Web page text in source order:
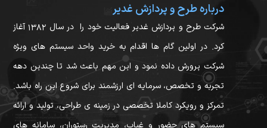
درباره طرح و پردازش غدیر
شرکت طرح و پردازش غدیر فعالیت خود را در سال ۱۳۸۲ آغاز
کرد. در اولین گام ها اقدام به خرید واحد سیستم های ویژه
شرکت پرورش داده نمود و این مهم باعث شد تا چندین دهه
تجربه و تخصص، سرمایه ای ارزشمند برای شروع این راه باشد.
تمرکز و رویکرد کاملا تخصصی در زمینه ی طراحی، تولید و ارائه
سیستم های حضور و غیاب، مدیریت رستوران، سامانه های